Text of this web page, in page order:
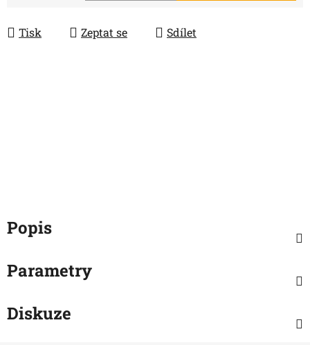
Tisk Zeptat se Sdílet
Popis
Parametry
Diskuze